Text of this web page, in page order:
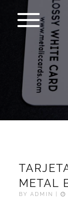
Metal
cards
Carbon
Design
Service
METAL
BY ADMIN |